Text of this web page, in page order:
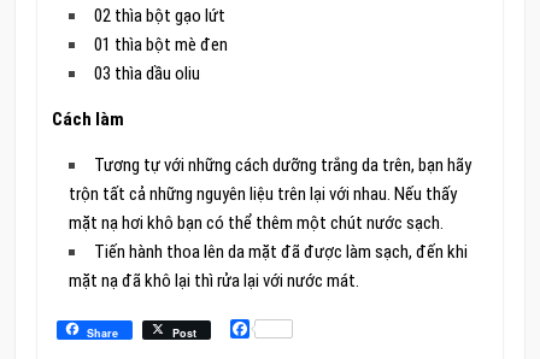
02 thìa bột gạo lứt
01 thìa bột mè đen
03 thìa dầu oliu
Cách làm
Tương tự với những cách dưỡng trắng da trên, bạn hãy
trộn tất cả những nguyên liệu trên lại với nhau. Nếu thấy
mặt nạ hơi khô bạn có thể thêm một chút nước sạch.
Tiến hành thoa lên da mặt đã được làm sạch, đến khi
mặt nạ đã khô lại thì rửa lại với nước mát.
Share Post Facebook